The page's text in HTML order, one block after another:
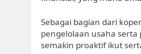
Sebagai bagian dari
pengelolaan usaha
semakin proaktif ikut